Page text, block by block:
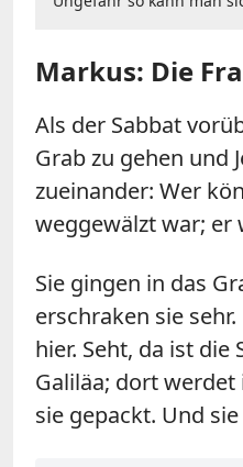
Markus: Die
Als der Sabbat
Grab zu gehen und
zueinander: Wer
weggewälzt war; er
Sie gingen in das
erschraken sie
hier. Seht, da ist
Galiläa; dort werdet
sie gepackt. Und